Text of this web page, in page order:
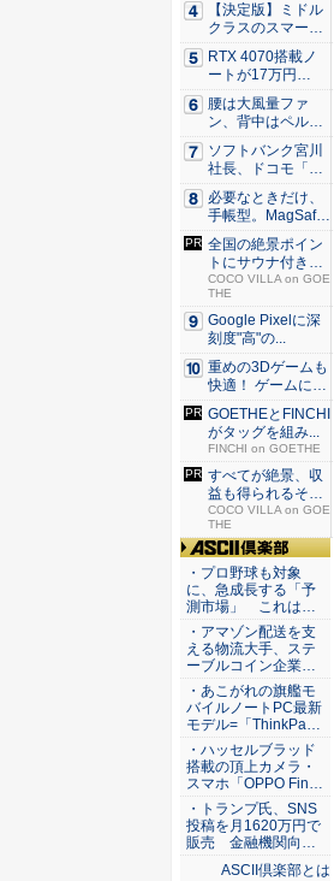
【決定版】ミドル
クラスのスマート
フォンの...
RTX 4070搭載ノ
ートが17万円
台。...
腰は大風量ファ
ン、背中はペルチ
ェ冷却。ダ...
ソフトバンク宮川
社長、ドコモ「ah
amo...
必要なときだけ、
手帳型。MagSaf
e・...
全国の絶景ポイン
トにサウナ付きの
シェア別...
COCO VILLA on GOE
THE
Google Pixelに深
刻度"高"の...
重めの3Dゲームも
快適！ ゲームに強
いH...
GOETHEとFINCHI
がタッグを組み...
FINCHI on GOETHE
すべてが絶景、収
益も得られるその
仕組みと...
COCO VILLA on GOE
THE
ASCII倶楽部
・プロ野球も対象
に、急成長する「予
測市場」 これは…
・アマゾン配送を支
える物流大手、ステ
ーブルコイン企業…
・あこがれの旗艦モ
バイルノートPC最新
モデル=「ThinkPa…
・ハッセルブラッド
搭載の頂上カメラ・
スマホ「OPPO Fin…
・トランプ氏、SNS
投稿を月1620万円で
販売 金融機関向…
ASCII倶楽部とは